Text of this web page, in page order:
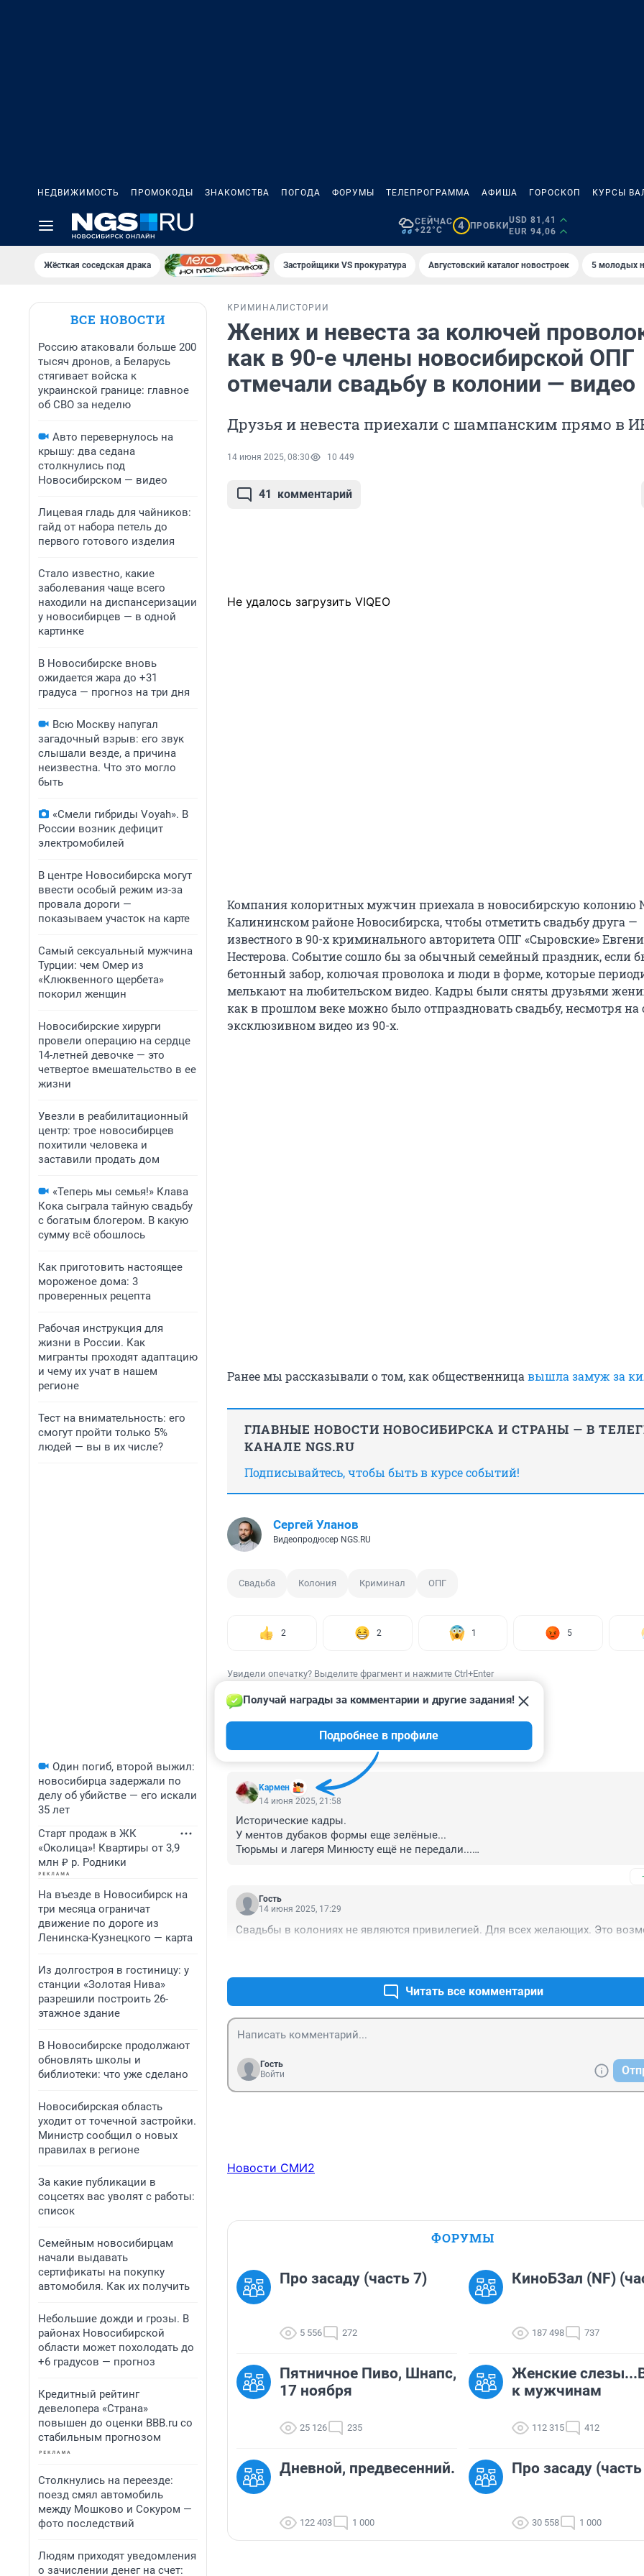
НЕДВИЖИМОСТЬ ПРОМОКОДЫ ЗНАКОМСТВА ПОГОДА ФОРУМЫ ТЕЛЕПРОГРАММА АФИША ГОРОСКОП КУРСЫ
СЕЙЧАС
+22°C
4 ПРОБКИ
USD 81,41
EUR 94,06
Жёсткая соседская драка Застройщики VS прокуратура Августовский каталог новостроек 5 молодых
ВСЕ НОВОСТИ
Россию атаковали больше 200
тысяч дронов, а Беларусь
стягивает войска к
украинской границе: главное
об СВО за неделю
Авто перевернулось на
крышу: два седана
столкнулись под
Новосибирском — видео
Лицевая гладь для чайников:
гайд от набора петель до
первого готового изделия
Стало известно, какие
заболевания чаще всего
находили на диспансеризации
у новосибирцев — в одной
картинке
В Новосибирске вновь
ожидается жара до +31
градуса — прогноз на три дня
Всю Москву напугал
загадочный взрыв: его звук
слышали везде, а причина
неизвестна. Что это могло
быть
«Смели гибриды Voyah». В
России возник дефицит
электромобилей
В центре Новосибирска могут
ввести особый режим из-за
провала дороги —
показываем участок на карте
Самый сексуальный мужчина
Турции: чем Омер из
«Клюквенного щербета»
покорил женщин
Новосибирские хирурги
провели операцию на сердце
14-летней девочке — это
четвертое вмешательство в ее
жизни
Увезли в реабилитационный
центр: трое новосибирцев
похитили человека и
заставили продать дом
«Теперь мы семья!» Клава
Кока сыграла тайную свадьбу
с богатым блогером. В какую
сумму всё обошлось
Как приготовить настоящее
мороженое дома: 3
проверенных рецепта
Рабочая инструкция для
жизни в России. Как
мигранты проходят адаптацию
и чему их учат в нашем
регионе
Тест на внимательность: его
смогут пройти только 5%
людей — вы в их числе?
Один погиб, второй выжил:
новосибирца задержали по
делу об убийстве — его искали
35 лет
Старт продаж в ЖК
«Околица»! Квартиры от 3,9
млн ₽ р. Родники
На въезде в Новосибирск на
три месяца ограничат
движение по дороге из
Ленинска-Кузнецкого — карта
Из долгостроя в гостиницу: у
станции «Золотая Нива»
разрешили построить 26-
этажное здание
В Новосибирске продолжают
обновлять школы и
библиотеки: что уже сделано
Новосибирская область
уходит от точечной застройки.
Министр сообщил о новых
правилах в регионе
За какие публикации в
соцсетях вас уволят с работы:
список
Семейным новосибирцам
начали выдавать
сертификаты на покупку
автомобиля. Как их получить
Небольшие дожди и грозы. В
районах Новосибирской
области может похолодать до
+6 градусов — прогноз
Кредитный рейтинг
девелопера «Страна»
повышен до оценки BBB.ru со
стабильным прогнозом
Столкнулись на переезде:
поезд смял автомобиль
между Мошково и Сокуром —
фото последствий
Людям приходят уведомления
о зачислении денег на счет:
КРИМИНАЛ ИСТОРИИ
Жених и невеста за колючей
как в 90-е члены новосибирской ОПГ
отмечали свадьбу в колонии — видео
Друзья и невеста приехали с шампанским прямо в
14 июня 2025, 08:30 10 449
41 комментарий
Не удалось загрузить VIQEO
Компания колоритных мужчин приехала в новосибирскую колонию
Калининском районе Новосибирска, чтобы отметить свадьбу друга —
известного в 90-х криминального авторитета ОПГ «Сыровские»
Нестерова. Событие сошло бы за обычный семейный праздник, если
бетонный забор, колючая проволока и люди в форме, которые
мелькают на любительском видео. Кадры были сняты друзьями
как в прошлом веке можно было отпраздновать свадьбу, несмотря на
эксклюзивном видео из 90-х.
Ранее мы рассказывали о том, как общественница вышла замуж за
ГЛАВНЫЕ НОВОСТИ НОВОСИБИРСКА И СТРАНЫ — В
КАНАЛЕ NGS.RU
Подписывайтесь, чтобы быть в курсе событий!
Сергей Уланов
Видеопродюсер NGS.RU
Свадьба Колония Криминал ОПГ
2 2 1 5
Увидели опечатку? Выделите фрагмент и нажмите Ctrl+Enter
КОММЕНТАРИИ 41
Kармен
Получай награды за комментарии и другие задания!
Подробнее в профиле
14 июня 2025, 21:58
Исторические кадры.
У ментов дубаков формы еще зелёные...
Тюрьмы и лагеря Минюсту ещё не передали...
Вода была мокрее и сахар слаще.
Гость
14 июня 2025, 17:29
Свадьбы в колониях не являются привилегией. Для всех желающих. Это
Читать все комментарии
Гость
Войти
Новости СМИ2
ФОРУМЫ
Про засаду (часть 7)
5 556 272
КиноБЗал (NF)
187 498 737
Пятничное Пиво, Шнапс,
17 ноября
25 126 235
Женские
к мужчинам
112 315 412
Дневной, предвесенний.
122 403 1 000
Про засаду
30 558 1 000